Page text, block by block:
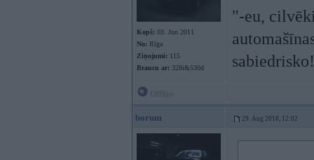
Kopš: 03. Jun 2011
No: Rīga
Ziņojumi: 115
Braucu ar: 328i&530d
"-eu,
borum 29. Aug 2018, 12:02